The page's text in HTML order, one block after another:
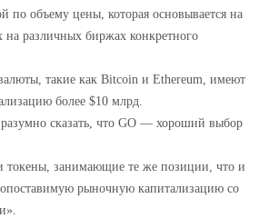
по объему цены, которая основывается на
на различных биржах конкретного
такие как Bitcoin и Ethereum, имеют
более $10 млрд.
сказать, что GO — хороший выбор
токены, занимающие те же позиции, что и
рыночную капитализацию со